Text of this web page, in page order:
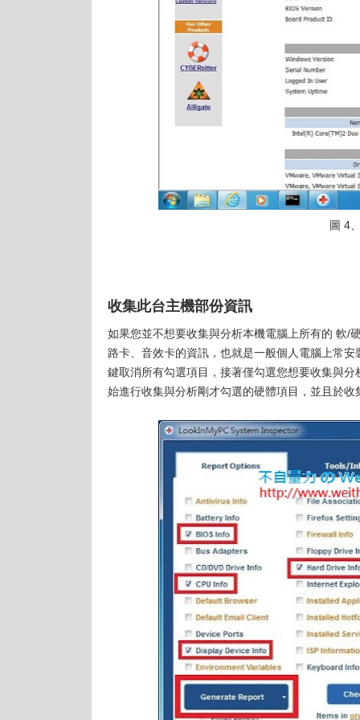
圖 4
收集此台主機部份資訊
如果您並不想要收集與分析本機電腦上所有的 軟/
路卡、音效卡的資訊，也就是一般個人電腦上常
鍵取消所有勾選項目，接著僅勾選您想要收集與
始進行收集與分析剛才勾選的硬體項目，並且於